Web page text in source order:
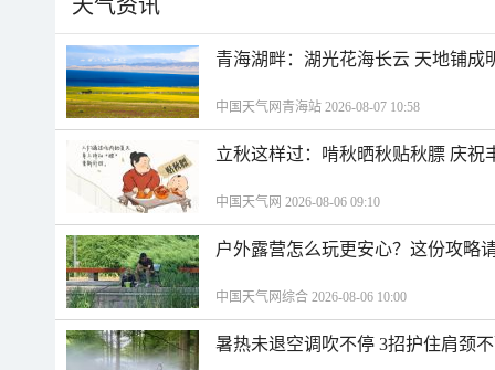
天气资讯
青海湖畔：湖光花海长云 天地铺成
中国天气网青海站 2026-08-07 10:58
立秋这样过：啃秋晒秋贴秋膘 庆祝
中国天气网 2026-08-06 09:10
户外露营怎么玩更安心？这份攻略
中国天气网综合 2026-08-06 10:00
暑热未退空调吹不停 3招护住肩颈